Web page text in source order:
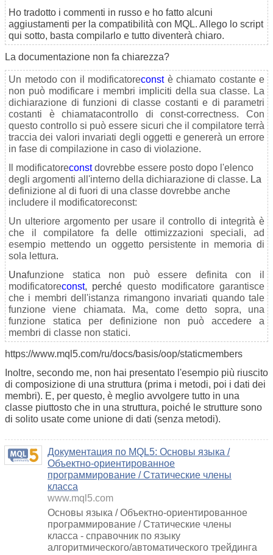
Ho tradotto i commenti in russo e ho fatto alcuni
aggiustamenti per la compatibilità con MQL. Allego lo script
qui sotto, basta compilarlo e tutto diventerà chiaro.
La documentazione non fa chiarezza?
Un metodo con il modificatoreconstè chiamato costante e
non può modificare i membri impliciti della sua classe. La
dichiarazione di funzioni di classe costanti e di parametri
costanti è chiamatacontrollo di const-correctness. Con
questo controllo si può essere sicuri che il compilatore terrà
traccia dei valori invariati degli oggetti e genererà un errore
in fase di compilazione in caso di violazione.
Il modificatoreconstdovrebbe essere posto dopo l'elenco
degli argomenti all'interno della dichiarazione di classe. La
definizione al di fuori di una classe dovrebbe anche
includere il modificatoreconst:
Un ulteriore argomento per usare il controllo di integrità è
che il compilatore fa delle ottimizzazioni speciali, ad
esempio mettendo un oggetto persistente in memoria di
sola lettura.
Unafunzione statica non può essere definita con il
modificatoreconst, perché questo modificatore garantisce
che i membri dell'istanza rimangono invariati quando tale
funzione viene chiamata. Ma, come detto sopra, una
funzione statica per definizione non può accedere a
membri di classe non statici.
https://www.mql5.com/ru/docs/basis/oop/staticmembers
Inoltre, secondo me, non hai presentato l'esempio più riuscito
di composizione di una struttura (prima i metodi, poi i dati dei
membri). E, per questo, è meglio avvolgere tutto in una
classe piuttosto che in una struttura, poiché le strutture sono
di solito usate come unione di dati (senza metodi).
Документация по MQL5: Основы языка /
Объектно-ориентированное
программирование / Статические члены
класса
www.mql5.com
Основы языка / Объектно-ориентированное
программирование / Статические члены
класса - справочник по языку
алгоритмического/автоматического трейдинга